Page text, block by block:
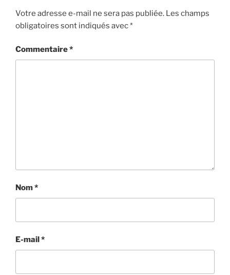
Votre adresse e-mail ne sera pas publiée. Les champs
obligatoires sont indiqués avec*
Commentaire*
Nom*
E-mail *